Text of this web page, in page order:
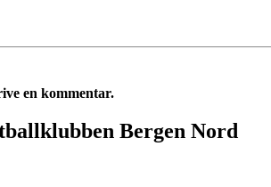
en kommentar.
Bergen Nord